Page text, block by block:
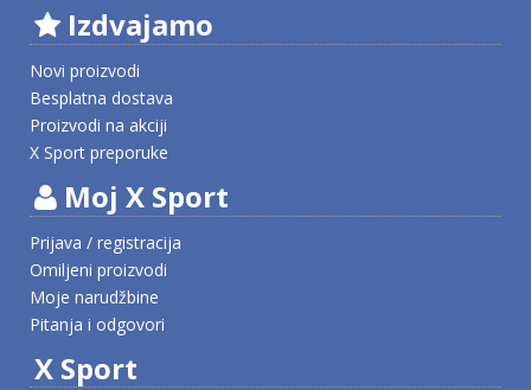
Izdvajamo
Novi proizvodi
Besplatna dostava
Proizvodi na akciji
X Sport preporuke
Moj X Sport
Prijava / registracija
Omiljeni proizvodi
Moje narudžbine
Pitanja i odgovori
X Sport